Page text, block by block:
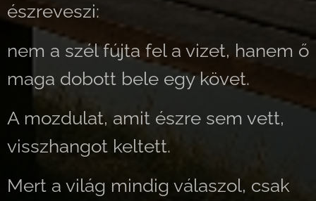
észreveszi:
nem a szél fújta fel a vizet, hanem ő
maga dobott bele egy követ.
A mozdulat, amit észre sem vett,
visszhangot keltett.
Mert a világ mindig válaszol, csak